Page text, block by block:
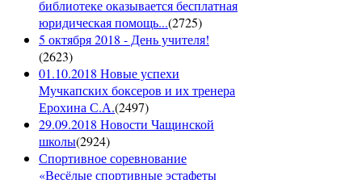
библиотеке оказывается бесплатная
юридическая помощь...(2725)
5 октября 2018 - День учителя!
(2623)
01.10.2018 Новые успехи
Мучкапских боксеров и их тренера
Ерохина С.А.(2497)
29.09.2018 Новости Чащинской
школы(2924)
Спортивное соревнование
«Весёлые спортивные эстафеты